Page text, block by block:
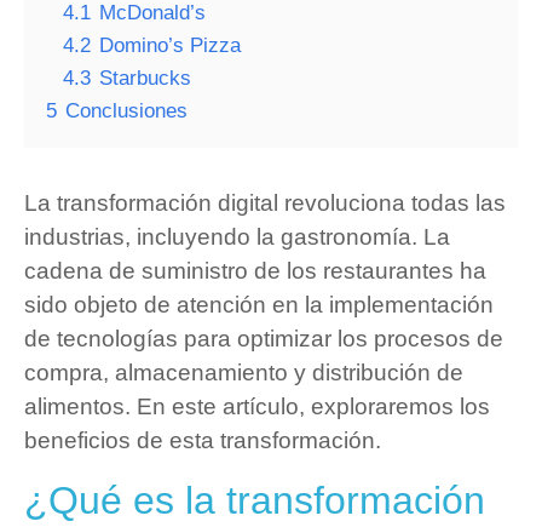
4.1 McDonald’s
4.2 Domino’s Pizza
4.3 Starbucks
5 Conclusiones
La transformación digital revoluciona todas las
industrias, incluyendo la gastronomía. La
cadena de suministro de los restaurantes ha
sido objeto de atención en la implementación
de tecnologías para optimizar los procesos de
compra, almacenamiento y distribución de
alimentos. En este artículo, exploraremos los
beneficios de esta transformación.
¿Qué es la transformación